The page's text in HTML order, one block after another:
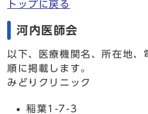
トップに戻る
河内医師会
以下、医療機関名、所在地、
順に掲載します。
みどりクリニック
稲葉1-7-3